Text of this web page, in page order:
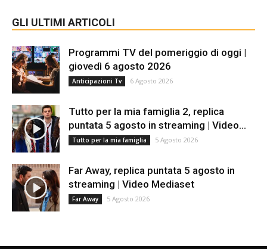
GLI ULTIMI ARTICOLI
Programmi TV del pomeriggio di oggi |
giovedì 6 agosto 2026
Anticipazioni Tv 6 Agosto 2026
Tutto per la mia famiglia 2, replica
puntata 5 agosto in streaming | Video...
Tutto per la mia famiglia 5 Agosto 2026
Far Away, replica puntata 5 agosto in
streaming | Video Mediaset
Far Away 5 Agosto 2026